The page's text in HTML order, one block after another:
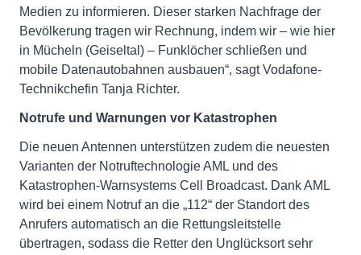
Medien zu informieren. Dieser starken Nachfrage der
Bevölkerung tragen wir Rechnung, indem wir – wie hier
in Mücheln (Geiseltal) – Funklöcher schließen und
mobile Datenautobahnen ausbauen“, sagt Vodafone-
Technikchefin Tanja Richter.
Notrufe und Warnungen vor Katastrophen
Die neuen Antennen unterstützen zudem die neuesten
Varianten der Notruftechnologie AML und des
Katastrophen-Warnsystems Cell Broadcast. Dank AML
wird bei einem Notruf an die „112“ der Standort des
Anrufers automatisch an die Rettungsleitstelle
übertragen, sodass die Retter den Unglücksort sehr